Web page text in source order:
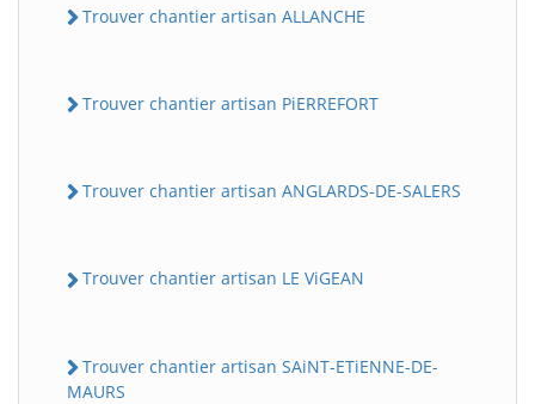
Trouver chantier artisan ALLANCHE
Trouver chantier artisan PiERREFORT
Trouver chantier artisan ANGLARDS-DE-SALERS
Trouver chantier artisan LE ViGEAN
Trouver chantier artisan SAiNT-ETiENNE-DE-
MAURS